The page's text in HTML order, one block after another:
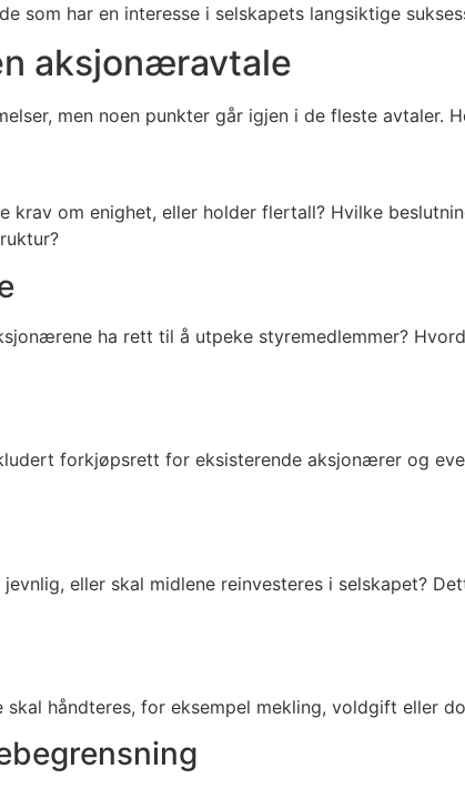
som har en interesse i selskapets langsiktige
aksjonæravtale
men noen punkter går igjen i de fleste avtaler.
om enighet, eller holder flertall? Hvilke
ha rett til å utpeke styremedlemmer?
forkjøpsrett for eksisterende aksjonærer og
eller skal midlene reinvesteres i selskapet?
håndteres, for eksempel mekling, voldgift eller